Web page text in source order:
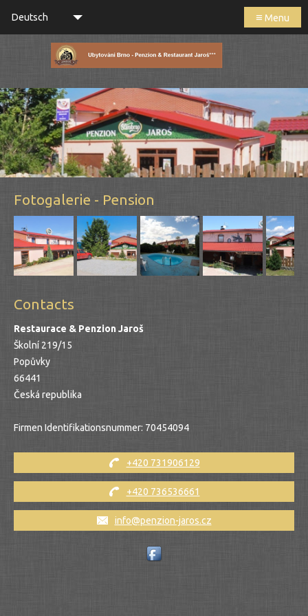
≡ Menu
Deutsch
Fotogalerie - Pension
Contacts
Restaurace & Penzion Jaroš
Školní 219/15
Popůvky
66441
Česká republika
Firmen Identifikationsnummer: 70454094
+420 731906129
+420 736536661
info@penzion-jaros.cz